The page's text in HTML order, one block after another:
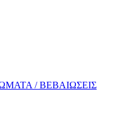
/ ΒΕΒΑΙΩΣΕΙΣ